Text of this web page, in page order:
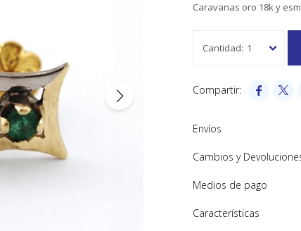
Caravanas oro 18k y
1
 
Envíos
Cambios y
Medios de pago
Características